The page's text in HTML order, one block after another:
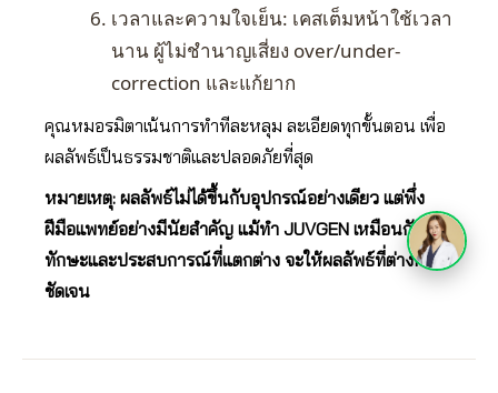
เวลาและความใจเย็น: เคสเต็มหน้าใช้เวลา
นาน ผู้ไม่ชำนาญเสี่ยง over/under-
correction และแก้ยาก
คุณหมอรมิตาเน้นการทำทีละหลุม ละเอียดทุกขั้นตอน เพื่อ
ผลลัพธ์เป็นธรรมชาติและปลอดภัยที่สุด
หมายเหตุ: ผลลัพธ์ไม่ได้ขึ้นกับอุปกรณ์อย่างเดียว แต่พึ่ง
ฝีมือแพทย์อย่างมีนัยสำคัญ แม้ทำ JUVGEN เหมือนกัน
ทักษะและประสบการณ์ที่แตกต่าง จะให้ผลลัพธ์ที่ต่างกัน
ชัดเจน